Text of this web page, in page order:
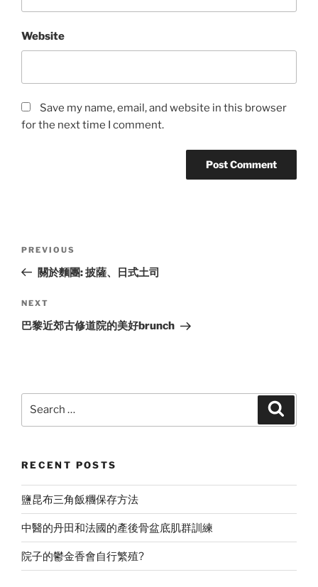
Website
Save my name, email, and website in this browser
for the next time I comment.
Previous
Post
PREVIOUS
關於麵團: 披薩、日式土司
Next
Post
NEXT
巴黎近郊古修道院的美好brunch
RECENT POSTS
鹽昆布三角飯糰保存方法
中醫的丹田和法國的產後骨盆底肌群訓練
院子的鬱金香會自行繁殖?